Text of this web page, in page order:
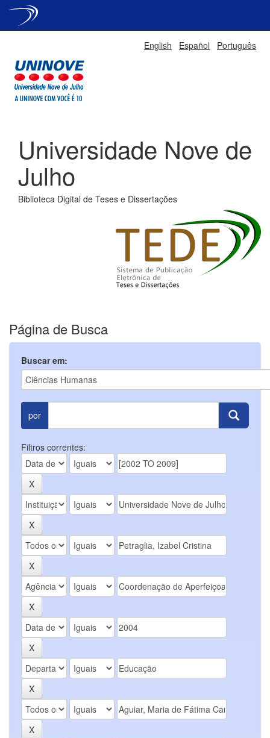
English Español Português
Universidade Nove de
Julho
Biblioteca Digital de Teses e Dissertações
Página de Busca
Buscar em:
por
Filtros correntes: